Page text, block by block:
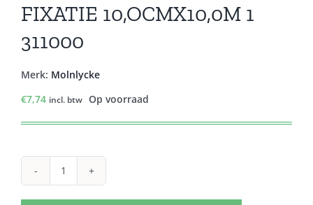
FIXATIE 10,OCMX10,0M 1
311000
Merk: Molnlycke
€7,74 incl. btw Op voorraad
MEFIX